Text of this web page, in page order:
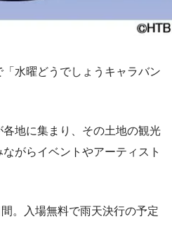
水曜どうでしょうキャラバン
地に集まり、その土地の観光
がらイベントやアーティスト
。入場無料で雨天決行の予定